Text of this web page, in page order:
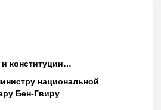
конституции…
национальной
Бен-Гвиру